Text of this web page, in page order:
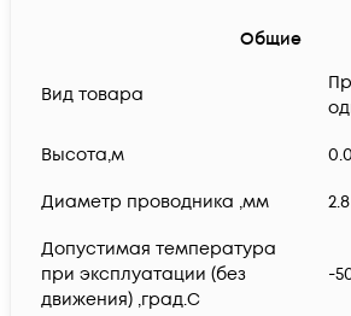
Общие
Вид товара
Высота,м
Диаметр проводника ,мм 2.8
Допустимая температура
при эксплуатации (без
движения) ,град.C
-